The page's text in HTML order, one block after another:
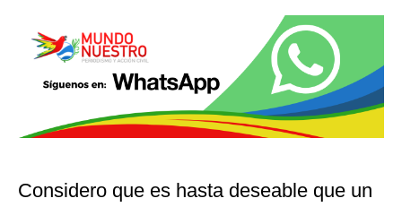
Considero que es hasta deseable que un